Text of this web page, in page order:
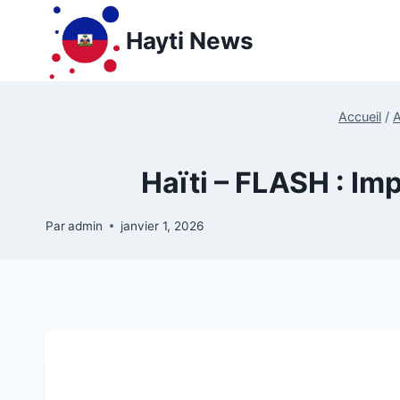
contenu
Hayti News
Accueil /
Haïti – FLASH :
Paradmin janvier 1, 2026